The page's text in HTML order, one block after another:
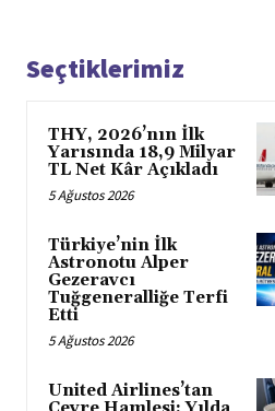
Seçtiklerimiz
THY, 2026’nın İlk
Yarısında 18,9 Milyar
TL Net Kâr Açıkladı
5 Ağustos 2026
Türkiye’nin İlk
Astronotu Alper
Gezeravcı
Tuğgeneralliğe Terfi
Etti
5 Ağustos 2026
United Airlines’tan